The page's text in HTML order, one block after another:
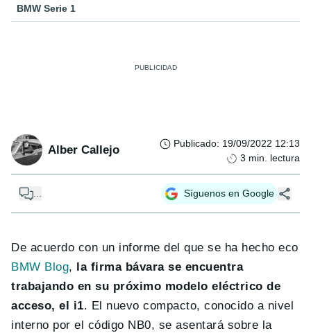
BMW Serie 1
Alber Callejo Publicado: 19/09/2022 12:13
3 min. lectura
... Síguenos en Google
De acuerdo con un informe del que se ha hecho eco
BMW Blog,
la firma bávara se encuentra
trabajando en su próximo modelo eléctrico de
acceso, el i1. El nuevo compacto, conocido a nivel
interno por el código NB0, se asentará sobre la